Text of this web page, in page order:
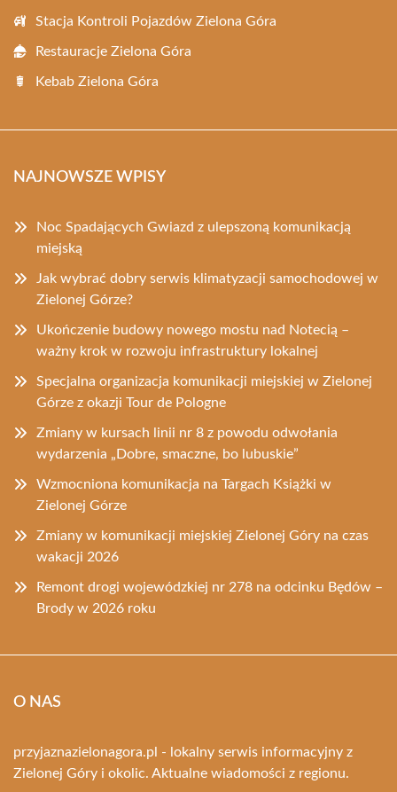
Stacja Kontroli Pojazdów Zielona Góra
Restauracje Zielona Góra
Kebab Zielona Góra
NAJNOWSZE WPISY
Noc Spadających Gwiazd z ulepszoną komunikacją
miejską
Jak wybrać dobry serwis klimatyzacji samochodowej w
Zielonej Górze?
Ukończenie budowy nowego mostu nad Notecią –
ważny krok w rozwoju infrastruktury lokalnej
Specjalna organizacja komunikacji miejskiej w Zielonej
Górze z okazji Tour de Pologne
Zmiany w kursach linii nr 8 z powodu odwołania
wydarzenia „Dobre, smaczne, bo lubuskie”
Wzmocniona komunikacja na Targach Książki w
Zielonej Górze
Zmiany w komunikacji miejskiej Zielonej Góry na czas
wakacji 2026
Remont drogi wojewódzkiej nr 278 na odcinku Będów –
Brody w 2026 roku
O NAS
przyjaznazielonagora.pl - lokalny serwis informacyjny z
Zielonej Góry i okolic. Aktualne wiadomości z regionu.